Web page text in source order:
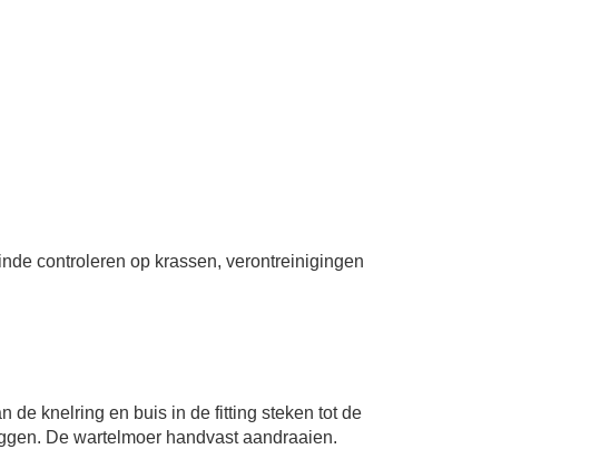
controleren op krassen, verontreinigingen
de knelring en buis in de fitting steken tot de
De wartelmoer handvast aandraaien.